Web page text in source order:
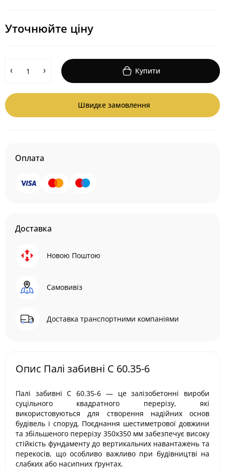
Уточнюйте ціну
Купити
Швидке замовлення
Оплата
Доставка
Новою Поштою
Самовивіз
Доставка транспортними компаніями
Опис Палі забивні С 60.35-6
Палі забивні С 60.35-6 — це залізобетонні вироби
суцільного квадратного перерізу, які
використовуються для створення надійних основ
будівель і споруд. Поєднання шестиметрової довжини
та збільшеного перерізу 350х350 мм забезпечує високу
стійкість фундаменту до вертикальних навантажень та
перекосів, що особливо важливо при будівництві на
слабких або насипних ґрунтах.